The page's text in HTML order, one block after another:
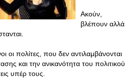
Ακούν,
βλέπουν αλλά
οι πολίτες, που δεν αντιλαμβάνονται
και την ανικανότητα του πολιτικού
υπέρ τους.